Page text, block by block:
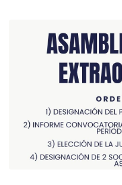
Mutual
Capacitación
Noticias
Contacto